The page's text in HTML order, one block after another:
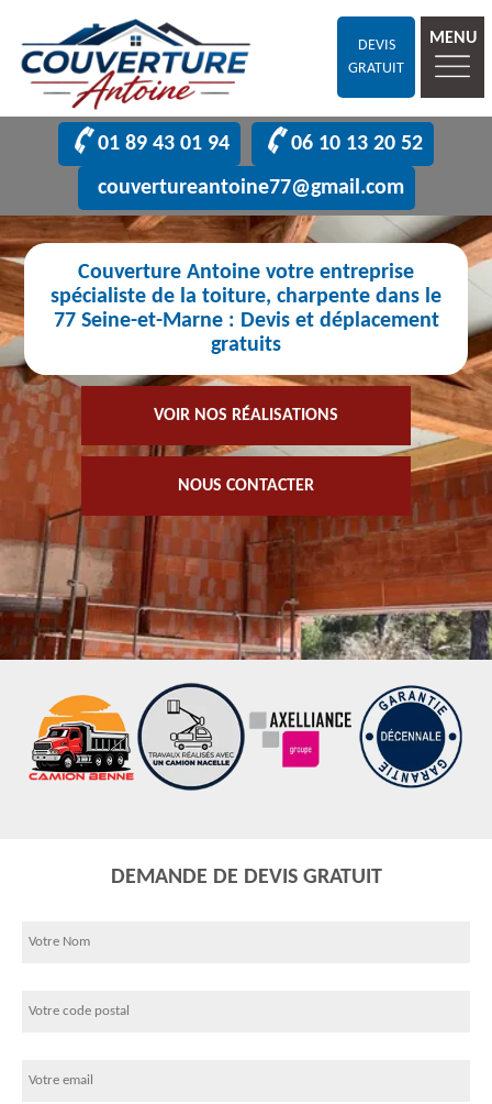
DEVIS
GRATUIT
MENU
01 89 43 01 94
06 10 13 20 52
couvertureantoine77@gmail.com
Couverture Antoine votre entreprise
spécialiste de la toiture, charpente dans le
77 Seine-et-Marne : Devis et déplacement
gratuits
VOIR NOS RÉALISATIONS
NOUS CONTACTER
DEMANDE DE DEVIS GRATUIT